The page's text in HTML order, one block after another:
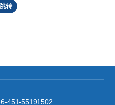
水土工程（1998，隶属于东北农
跳转
451-55191502